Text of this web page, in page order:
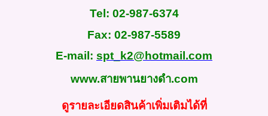
Tel: 02-987-6374
Fax: 02-987-5589
E-mail: spt_k2@hotmail.com
www.สายพานยางดํา.com
ดูรายละเอียดสินค้าเพิ่มเติมได้ที่